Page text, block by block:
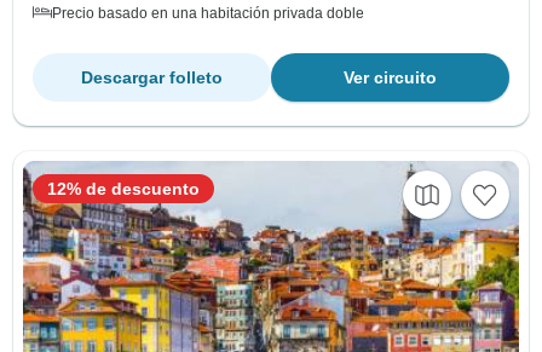
Precio basado en una habitación privada doble
Ver circuito
Descargar folleto
12% de descuento